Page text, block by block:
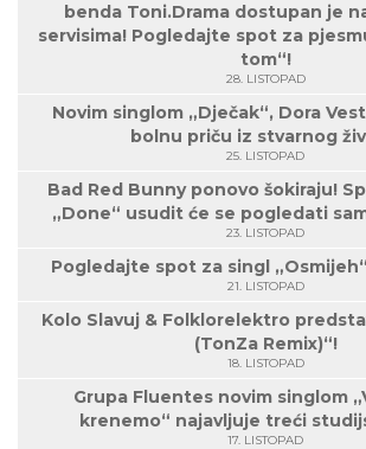
benda Toni.Drama dostupan je
servisima! Pogledajte spot za
tom“!
28. LISTOPAD
Novim singlom „Dječak“, Dora
bolnu priču iz stvarnog
25. LISTOPAD
Bad Red Bunny ponovo šokiraju!
„Done“ usudit će se pogledati
23. LISTOPAD
Pogledajte spot za singl
21. LISTOPAD
Kolo Slavuj & Folklorelektro
(TonZa Remix)“!
18. LISTOPAD
Grupa Fluentes novim singlom
krenemo“ najavljuje treći
17. LISTOPAD